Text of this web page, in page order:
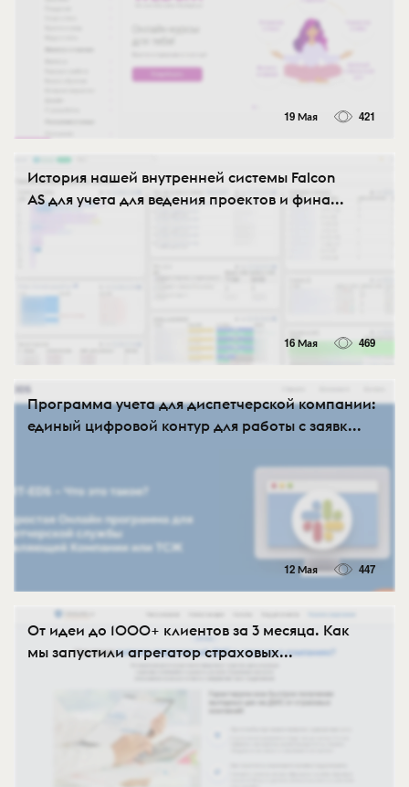
19 Мая 421
История нашей внутренней системы Falcon
AS для учета для ведения проектов и фина...
16 Мая 469
Программа учета для диспетчерской компании:
единый цифровой контур для работы с заявк...
12 Мая 447
От идеи до 1000+ клиентов за 3 месяца. Как
мы запустили агрегатор страховых...